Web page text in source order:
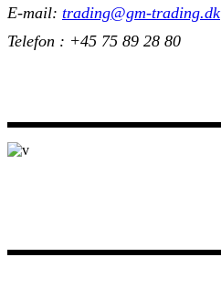
E-mail: trading@gm-trading.dk
Telefon : +45 75 89 28 80